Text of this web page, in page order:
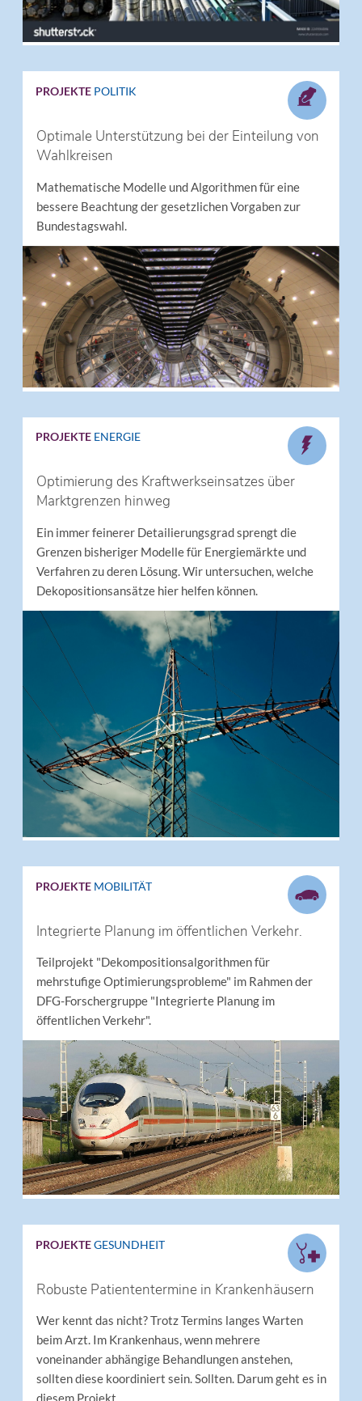
PROJEKTE POLITIK
Optimale Unterstützung bei der Einteilung von
Wahlkreisen
Mathematische Modelle und Algorithmen für eine
bessere Beachtung der gesetzlichen Vorgaben zur
Bundestagswahl.
PROJEKTE ENERGIE
Optimierung des Kraftwerkseinsatzes über
Marktgrenzen hinweg
Ein immer feinerer Detailierungsgrad sprengt die
Grenzen bisheriger Modelle für Energiemärkte und
Verfahren zu deren Lösung. Wir untersuchen, welche
Dekopositionsansätze hier helfen können.
PROJEKTE MOBILITÄT
Integrierte Planung im öffentlichen Verkehr.
Teilprojekt "Dekompositionsalgorithmen für
mehrstufige Optimierungsprobleme" im Rahmen der
DFG-Forschergruppe "Integrierte Planung im
öffentlichen Verkehr".
PROJEKTEGESUNDHEIT
Robuste Patiententermine in Krankenhäusern
Wer kennt das nicht? Trotz Termins langes Warten
beim Arzt. Im Krankenhaus, wenn mehrere
voneinander abhängige Behandlungen anstehen,
sollten diese koordiniert sein. Sollten. Darum geht es in
diesem Projekt.